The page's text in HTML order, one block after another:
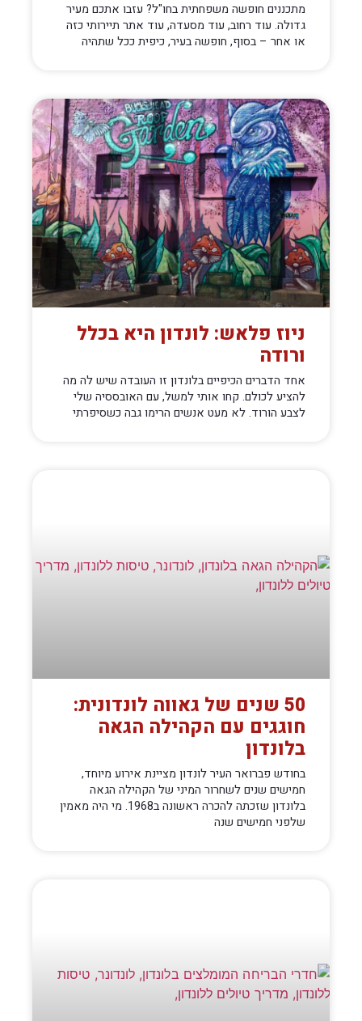
מתכננים חופשה משפחתית בחו"ל? עזבו אתכם מעיר
גדולה. עוד רחוב, עוד מסעדה, עוד אתר תיירותי כזה
או אחר – בסוף, חופשה בעיר, כיפית ככל שתהיה
ניוז פלאש: לונדון היא בכלל
ורודה
אחד הדברים הכיפיים בלונדון זו העובדה שיש לה מה
להציע לכולם. קחו אותי למשל, עם האובססיה שלי
לצבע הורוד. לא מעט אנשים הרימו גבה כשסיפרתי
50 שנים של גאווה לונדונית:
חוגגים עם הקהילה הגאה
בלונדון
בחודש פברואר העיר לונדון מציינת אירוע מיוחד,
חמישים שנים לשחרור המיני של הקהילה הגאה
בלונדון שזכתה להכרה ראשונה ב1968. מי היה מאמין
שלפני חמישים שנה